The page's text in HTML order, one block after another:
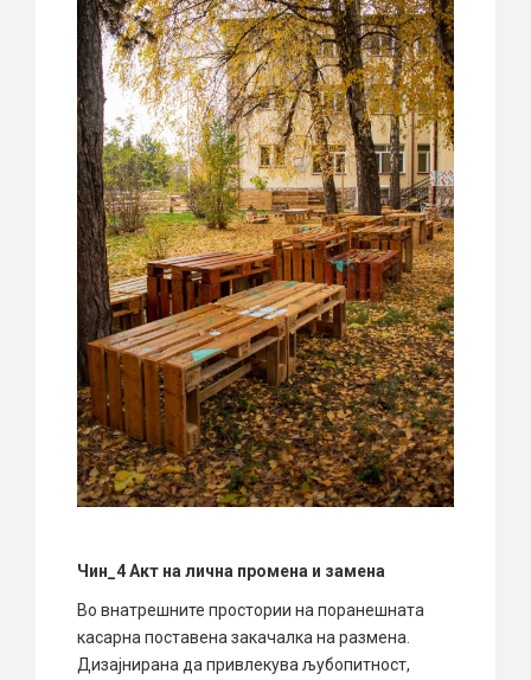
Чин_4 Акт на лична промена и замена
Во внатрешните простории на поранешната
касарна поставена закачалка на размена.
Дизајнирана да привлекува љубопитност,